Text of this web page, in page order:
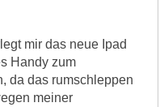
mir das neue Ipad
Handy zum
da das rumschleppen
meiner